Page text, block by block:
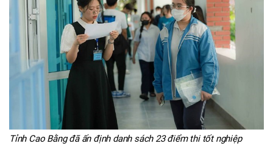
Tỉnh Cao Bằng đã ấn định danh sách 23 điểm thi tốt nghiệp